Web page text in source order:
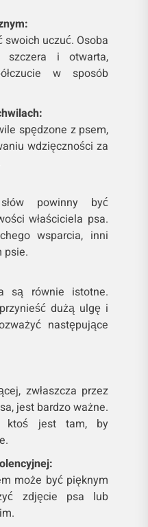
uczuć. Osoba
szczera i otwarta,
w sposób
spędzone z psem,
wdzięczności za
powinny być
właściciela psa.
wsparcia, inni
psie.
są równie istotne.
dużą ulgę i
następujące
zwłaszcza przez
jest bardzo ważne.
ktoś jest tam, by
może być pięknym
zdjęcie psa lub